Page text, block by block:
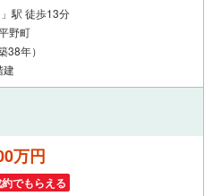
駅 徒歩13分
野町
38年）
建
万円
でもらえる